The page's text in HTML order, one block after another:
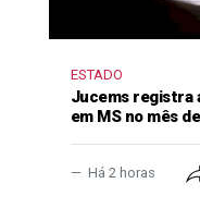
ESTADO
Jucems registra
em MS no mês
Há 2 horas